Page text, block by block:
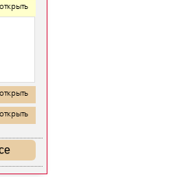
открыть
открыть
открыть